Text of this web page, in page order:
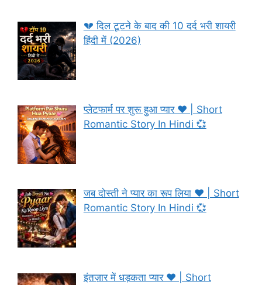
💔 दिल टूटने के बाद की 10 दर्द भरी शायरी
हिंदी में (2026)
प्लेटफार्म पर शुरू हुआ प्यार ❤️ | Short
Romantic Story In Hindi 💞
जब दोस्ती ने प्यार का रूप लिया ❤️ | Short
Romantic Story In Hindi 💞
इंतज़ार में धड़कता प्यार ❤️ | Short